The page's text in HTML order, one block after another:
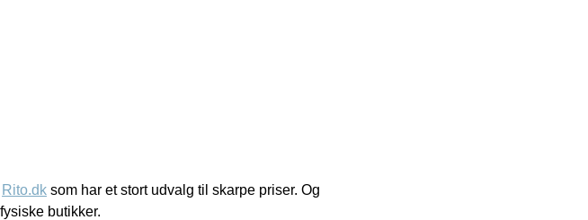
Rito.dk som har et stort udvalg til skarpe priser. Og
butikker.